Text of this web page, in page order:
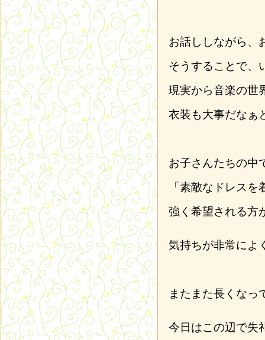
お話ししながら、
そうすることで、
現実から音楽の世
衣装も大事だなぁ
お子さんたちの中
「素敵なドレス
強く希望される方
気持ちが非常によ
またまた長くなっ
今日はこの辺で失